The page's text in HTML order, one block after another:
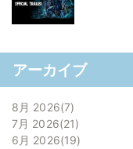
アーカイブ
8月 2026 7
7月 2026 21
6月 2026 19